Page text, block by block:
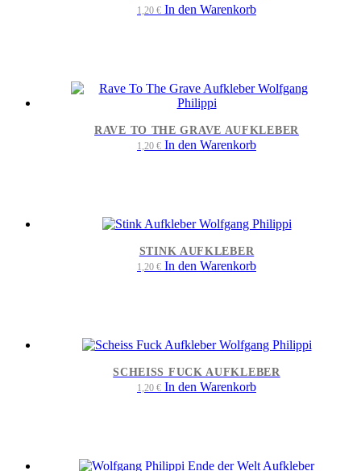
1,20 € In den Warenkorb
RAVE TO THE GRAVE AUFKLEBER
1,20 € In den Warenkorb
STINK AUFKLEBER
1,20 € In den Warenkorb
SCHEISS FUCK AUFKLEBER
1,20 € In den Warenkorb